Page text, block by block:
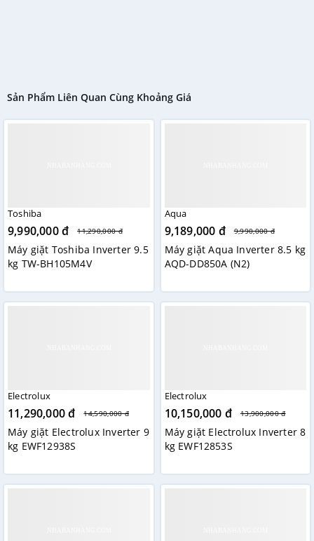
Sản Phẩm Liên Quan Cùng Khoảng Giá
Toshiba
9,990,000 đ 11,290,000 đ
Máy giặt Toshiba Inverter 9.5
kg TW-BH105M4V
Aqua
9,189,000 đ 9,990,000 đ
Máy giặt Aqua Inverter 8.5 kg
AQD-DD850A (N2)
Electrolux
11,290,000 đ 14,590,000 đ
Máy giặt Electrolux Inverter 9
kg EWF12938S
Electrolux
10,150,000 đ 13,900,000 đ
Máy giặt Electrolux Inverter 8
kg EWF12853S